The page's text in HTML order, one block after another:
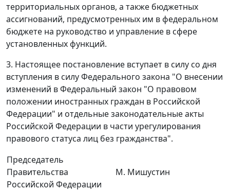
территориальных органов, а также бюджетных
ассигнований, предусмотренных им в федеральном
бюджете на руководство и управление в сфере
установленных функций.
3. Настоящее постановление вступает в силу со дня
вступления в силу Федерального закона "О внесении
изменений в Федеральный закон "О правовом
положении иностранных граждан в Российской
Федерации" и отдельные законодательные акты
Российской Федерации в части урегулирования
правового статуса лиц без гражданства".
Председатель
Правительства
Российской Федерации
М. Мишустин